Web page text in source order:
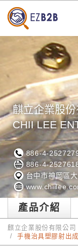
麒立企業股
CHII LEE
886-4-
886-4-
台中市神岡區
產品介紹
麒立企業股份有限公司
手機治具塑膠射出